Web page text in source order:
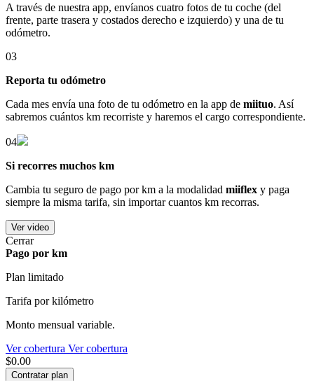
A través de nuestra app, envíanos cuatro fotos de tu coche (del
frente, parte trasera y costados derecho e izquierdo) y una de tu
odómetro.
03
Reporta tu odómetro
Cada mes envía una foto de tu odómetro en la app de miituo. Así
sabremos cuántos km recorriste y haremos el cargo correspondiente.
04
Si recorres muchos km
Cambia tu seguro de pago por km a la modalidad miiflex y paga
siempre la misma tarifa, sin importar cuantos km recorras.
Ver video
Cerrar
Pago por km
Plan limitado
Tarifa por kilómetro
Monto mensual variable.
Ver cobertura Ver cobertura
$0.00
Contratar plan